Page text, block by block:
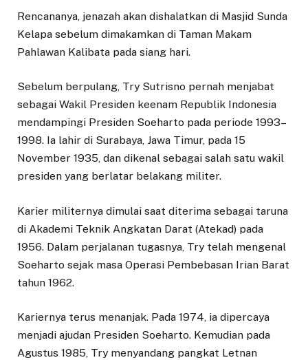
Rencananya, jenazah akan dishalatkan di Masjid Sunda
Kelapa sebelum dimakamkan di Taman Makam
Pahlawan Kalibata pada siang hari.
Sebelum berpulang, Try Sutrisno pernah menjabat
sebagai Wakil Presiden keenam Republik Indonesia
mendampingi Presiden Soeharto pada periode 1993–
1998. Ia lahir di Surabaya, Jawa Timur, pada 15
November 1935, dan dikenal sebagai salah satu wakil
presiden yang berlatar belakang militer.
Karier militernya dimulai saat diterima sebagai taruna
di Akademi Teknik Angkatan Darat (Atekad) pada
1956. Dalam perjalanan tugasnya, Try telah mengenal
Soeharto sejak masa Operasi Pembebasan Irian Barat
tahun 1962.
Kariernya terus menanjak. Pada 1974, ia dipercaya
menjadi ajudan Presiden Soeharto. Kemudian pada
Agustus 1985, Try menyandang pangkat Letnan